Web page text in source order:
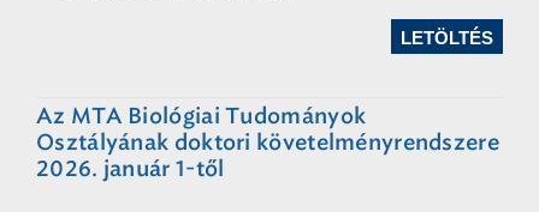
LETÖLTÉS
Az MTA Biológiai Tudományok
Osztályának doktori követelményrendszere
2026. január 1-től